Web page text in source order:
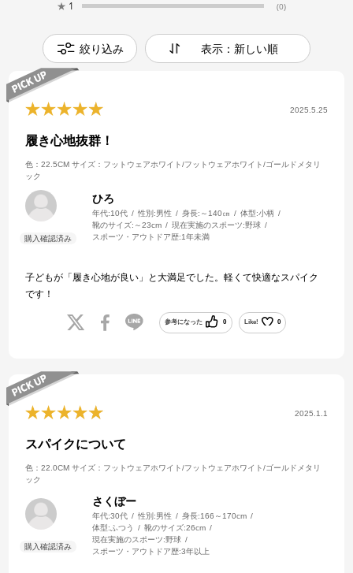
★ 1 (0)
絞り込み 表示：新しい順
2025.5.25
履き心地抜群！
色：22.5CM サイズ：フットウェアホワイト/フットウェアホワイト/ゴールドメタリ
ック
ひろ
年代:10代 性別:男性 身長: ～140㎝ 体型:小柄
靴のサイズ: ～23cm 現在実施のスポーツ:野球
スポーツ・アウトドア歴:1年未満
子どもが「履き心地が良い」と大満足でした。軽くて快適なスパイク
です！
参考になった 0 Like! 0
2025.1.1
スパイクについて
色：22.0CM サイズ：フットウェアホワイト/フットウェアホワイト/ゴールドメタリ
ック
さくぼー
年代:30代 性別:男性 身長:166～170cm
体型: ふつう 靴のサイズ:26cm
現在実施のスポーツ:野球
スポーツ・アウトドア歴:3年以上